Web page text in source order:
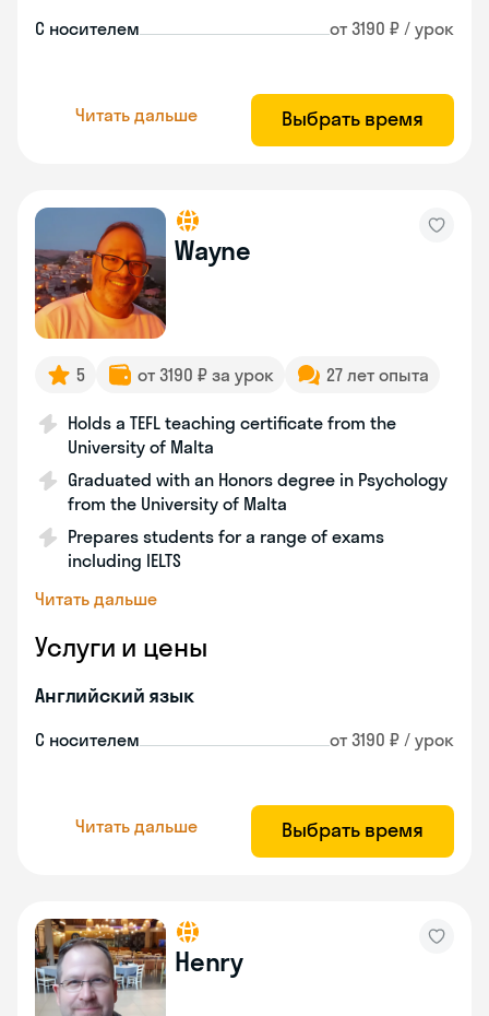
С носителем от 3190 ₽ / урок
Читать дальше Выбрать время
Wayne
5 от 3190 ₽ за урок 27 лет опыта
Holds a TEFL teaching certificate from the
University of Malta
Graduated with an Honors degree in Psychology
from the University of Malta
Prepares students for a range of exams
including IELTS
Читать дальше
Услуги и цены
Английский язык
С носителем от 3190 ₽ / урок
Читать дальше Выбрать время
Henry